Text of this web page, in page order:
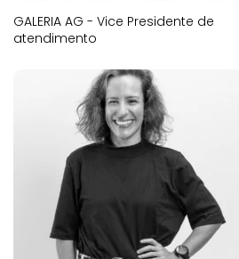
GALERIA AG - Vice Presidente de
atendimento